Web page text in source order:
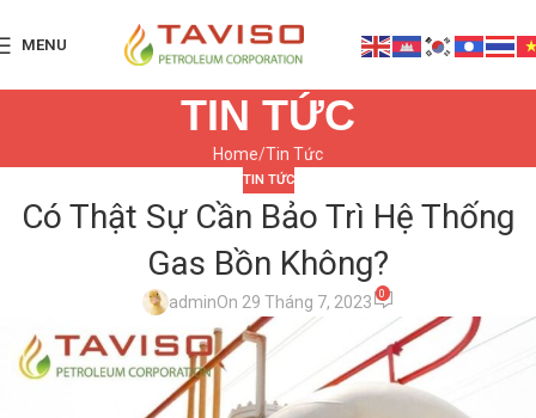
MENU
TIN TỨC
Home Tin Tức
TIN TỨC
Có Thật Sự Cần Bảo Trì Hệ Thống
Gas Bồn Không?
adminOn 29 Tháng 7, 2023 0